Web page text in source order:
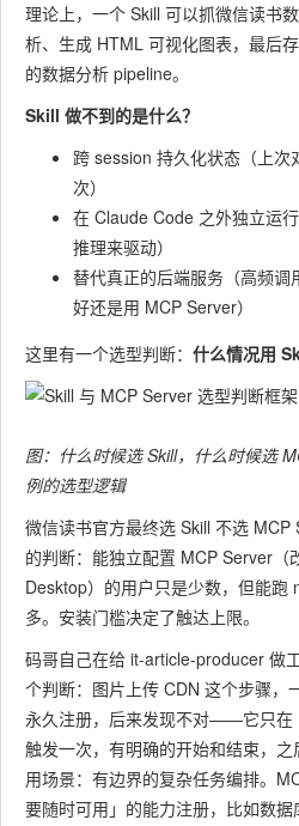
理论上，一个 Skill 可以抓微信读书
析、生成 HTML 可视化图表，最后
的数据分析 pipeline。
Skill 做不到的是什么？
跨 session 持久化状态（上
次）
在 Claude Code 之外独立运
推理来驱动）
替代真正的后端服务（高频
好还是用 MCP Server）
这里有一个选型判断： 什么情况用
图：什么时候选 Skill，什么时候选
例的选型逻辑
微信读书官方最终选 Skill 不选
的判断：能独立配置 MCP Server（
Desktop）的用户只是少数，但能跑
多。安装门槛决定了触达上限。
码哥自己在给 it-article-producer 做
个判断：图片上传 CDN 这个步骤，
永久注册，后来发现不对——它只在
触发一次，有明确的开始和结束，
用场景：有边界的复杂任务编排。
要随时可用」的能力注册，比如数据